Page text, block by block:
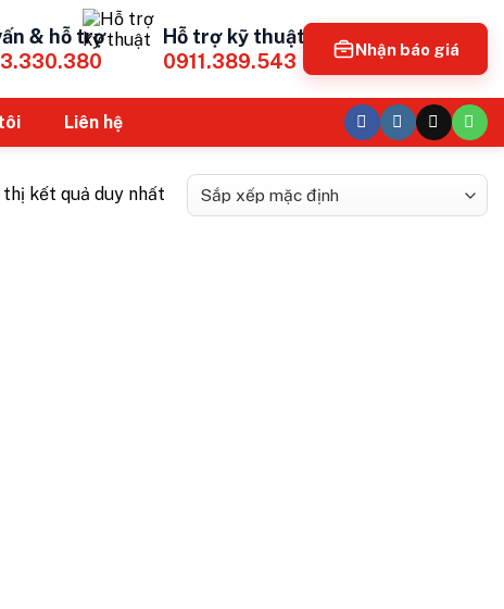
& hỗ trợ
Hỗ trợ kỹ thuật
0911.389.543
Nhận báo giá
Liên hệ
thị kết quả duy nhất